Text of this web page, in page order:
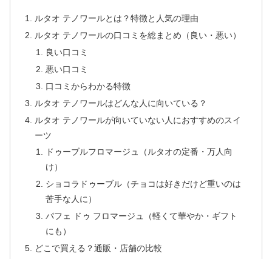
ルタオ テノワールとは？特徴と人気の理由
ルタオ テノワールの口コミを総まとめ（良い・悪い）
良い口コミ
悪い口コミ
口コミからわかる特徴
ルタオ テノワールはどんな人に向いている？
ルタオ テノワールが向いていない人におすすめのスイ
ーツ
ドゥーブルフロマージュ（ルタオの定番・万人向
け）
ショコラドゥーブル（チョコは好きだけど重いのは
苦手な人に）
パフェ ドゥ フロマージュ（軽くて華やか・ギフト
にも）
どこで買える？通販・店舗の比較